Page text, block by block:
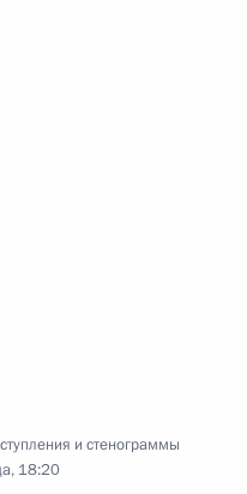
и стенограммы
18:20